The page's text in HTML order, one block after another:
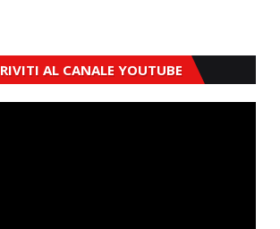
AL CANALE YOUTUBE